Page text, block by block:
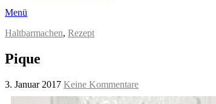
Menü
Haltbarmachen, Rezept
Pique
3. Januar 2017 Keine Kommentare